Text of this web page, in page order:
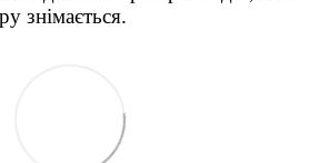
знімається.